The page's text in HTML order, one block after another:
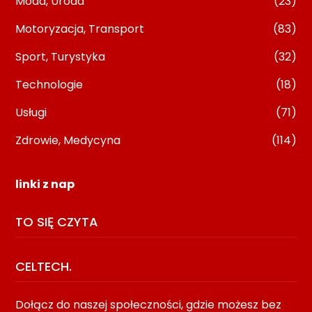
Motoryzacja, Transport
(83)
Sport, Turystyka
(32)
Technologie
(18)
Usługi
(71)
Zdrowie, Medycyna
(114)
linki z nap
TO SIĘ CZYTA
CELTECH.
Dołącz do naszej społeczności, gdzie możesz bez